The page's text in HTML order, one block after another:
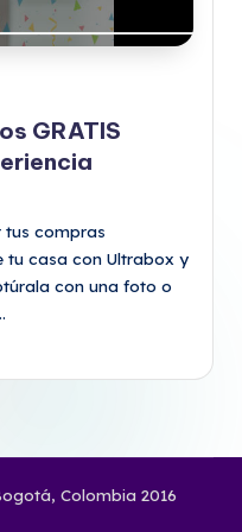
GRATIS
tus compras
tu casa con Ultrabox y
con una foto o
Colombia 2016